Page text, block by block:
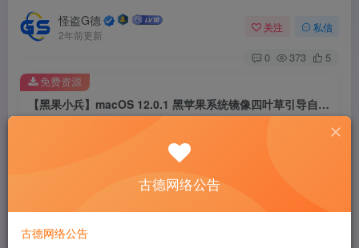
怪盗G德
2年前更新
关注 私信
0 373 5
【黑果小兵】macOS 12.0.1 黑苹果系统镜像四叶草引导自带EFI
登录查看
免费资源
古德网络公告
古德网络公告